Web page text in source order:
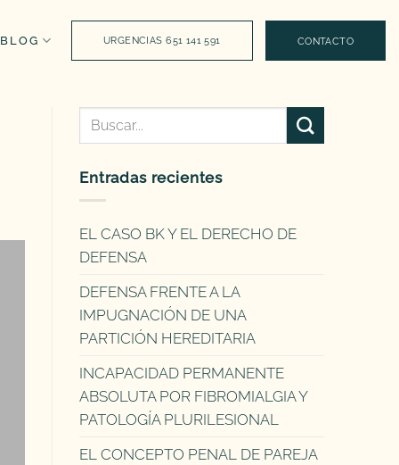
BLOG URGENCIAS 651 141 591 CONTACTO
Entradas recientes
EL CASO BK Y EL DERECHO DE
DEFENSA
DEFENSA FRENTE A LA
IMPUGNACIÓN DE UNA
PARTICIÓN HEREDITARIA
INCAPACIDAD PERMANENTE
ABSOLUTA POR FIBROMIALGIA Y
PATOLOGÍA PLURILESIONAL
EL CONCEPTO PENAL DE PAREJA